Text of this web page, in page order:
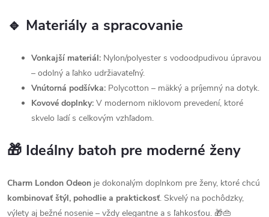
🔹 Materiály a spracovanie
Vonkajší materiál: Nylon/polyester s vodoodpudivou úpravou
– odolný a ľahko udržiavateľný.
Vnútorná podšívka: Polycotton – mäkký a príjemný na dotyk.
Kovové doplnky: V modernom niklovom prevedení, ktoré
skvelo ladí s celkovým vzhľadom.
🎁 Ideálny batoh pre moderné ženy
Charm London Odeon je dokonalým doplnkom pre ženy, ktoré chcú
kombinovať štýl, pohodlie a praktickosť. Skvelý na pochôdzky,
výlety aj bežné nosenie – vždy elegantne a s ľahkosťou. 🎁👜